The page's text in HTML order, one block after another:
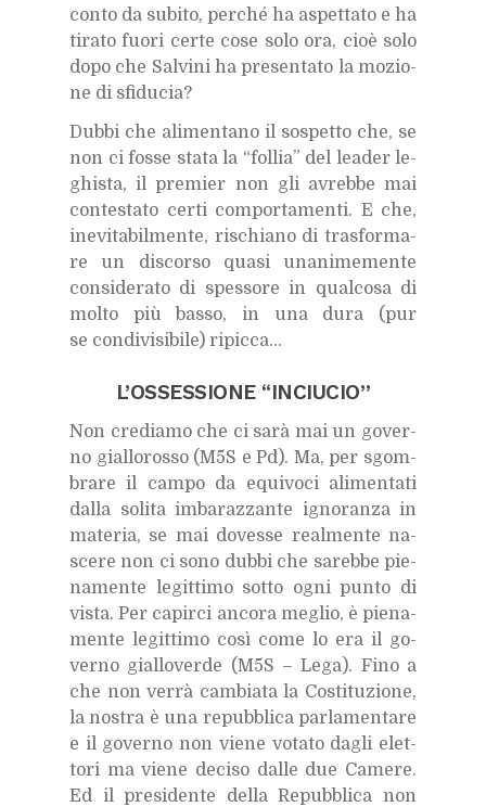
con­to da su­bi­to, per­ché ha aspet­ta­to e ha
ti­ra­to fuo­ri cer­te cose solo ora, cioè solo
dopo che Sal­vi­ni ha pre­sen­ta­to la mo­zio­
ne di sfi­du­cia?
Dub­bi che ali­men­ta­no il so­spet­to che, se
non ci fos­se sta­ta la “fol­lia” del lea­der le­
ghi­sta, il pre­mier non gli avreb­be mai
con­te­sta­to cer­ti com­por­ta­men­ti. E che,
ine­vi­ta­bil­men­te, ri­schia­no di tra­sfor­ma­
re un di­scor­so qua­si una­ni­me­men­te
con­si­de­ra­to di spes­so­re in qual­co­sa di
mol­to più bas­so, in una dura (pur
se con­di­vi­si­bi­le) ri­pic­ca…
L’OS­SES­SIO­NE “IN­CIU­CIO”
Non cre­dia­mo che ci sarà mai un go­ver­
no gial­lo­ros­so (M5S e Pd). Ma, per sgom­
bra­re il cam­po da equi­vo­ci ali­men­ta­ti
dal­la so­li­ta im­ba­raz­zan­te igno­ran­za in
ma­te­ria, se mai do­ves­se real­men­te na­
sce­re non ci sono dub­bi che sa­reb­be pie­
na­men­te le­git­ti­mo sot­to ogni pun­to di
vi­sta. Per ca­pir­ci an­co­ra me­glio, è pie­na­
men­te le­git­ti­mo così come lo era il go­
ver­no gial­lo­ver­de (M5S – Lega). Fino a
che non ver­rà cam­bia­ta la Co­sti­tu­zio­ne,
la no­stra è una re­pub­bli­ca par­la­men­ta­re
e il go­ver­no non vie­ne vo­ta­to da­gli elet­
to­ri ma vie­ne de­ci­so dal­le due Ca­me­re.
Ed il pre­si­den­te del­la Re­pub­bli­ca non